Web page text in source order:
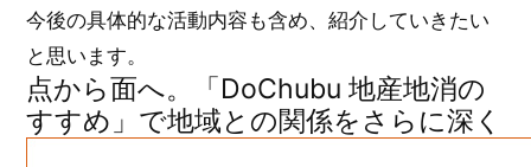
今後の具体的な活動内容も含め、紹介していきたい
と思います。
点から面へ。「DoChubu 地産地消の
すすめ」で地域との関係をさらに深く